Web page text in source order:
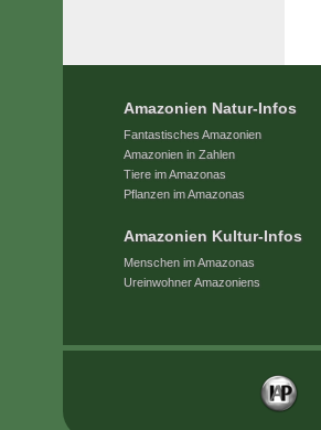
Amazonien Natur-Infos
Fantastisches Amazonien
Amazonien in Zahlen
Tiere im Amazonas
Pflanzen im Amazonas
Amazonien Kultur-Infos
Menschen im Amazonas
Ureinwohner Amazoniens